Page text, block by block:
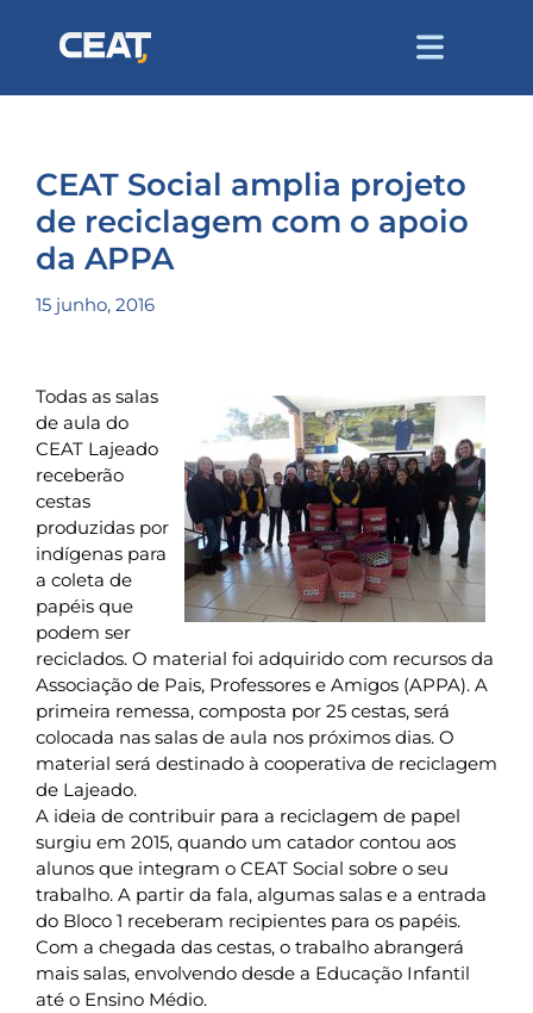
CEAT Social amplia projeto
de reciclagem com o apoio
da APPA
15 junho, 2016
Todas as salas
de aula do
CEAT Lajeado
receberão
cestas
produzidas por
indígenas para
a coleta de
papéis que
podem ser
reciclados. O material foi adquirido com recursos da
Associação de Pais, Professores e Amigos (APPA). A
primeira remessa, composta por 25 cestas, será
colocada nas salas de aula nos próximos dias. O
material será destinado à cooperativa de reciclagem
de Lajeado.
A ideia de contribuir para a reciclagem de papel
surgiu em 2015, quando um catador contou aos
alunos que integram o CEAT Social sobre o seu
trabalho. A partir da fala, algumas salas e a entrada
do Bloco 1 receberam recipientes para os papéis.
Com a chegada das cestas, o trabalho abrangerá
mais salas, envolvendo desde a Educação Infantil
até o Ensino Médio.